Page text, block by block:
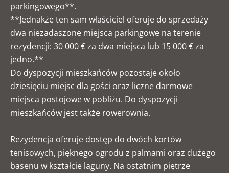
parkingowego**.
**Jednakże ten sam właściciel oferuje do sprzedaży
dwa niezadaszone miejsca parkingowe na terenie
rezydencji: 30 000 € za dwa miejsca lub 15 000 € za
jedno.**
Do dyspozycji mieszkańców pozostaje około
dziesięciu miejsc dla gości oraz liczne darmowe
miejsca postojowe w pobliżu. Do dyspozycji
mieszkańców jest także rowerownia.
Rezydencja oferuje dostęp do dwóch kortów
tenisowych, pięknego ogrodu z palmami oraz dużego
basenu w kształcie laguny. Na ostatnim piętrze